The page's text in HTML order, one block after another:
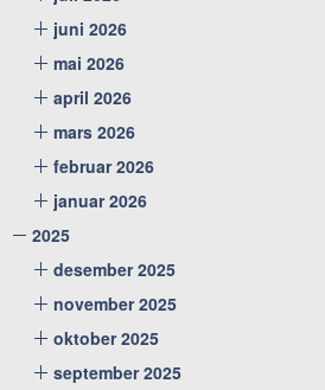
juni 2026
mai 2026
april 2026
mars 2026
februar 2026
januar 2026
2025
desember 2025
november 2025
oktober 2025
september 2025